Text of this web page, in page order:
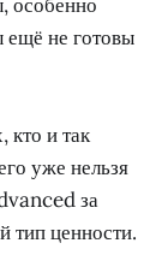
ещё не готовы
кто и так
уже нельзя
за
тип ценности.